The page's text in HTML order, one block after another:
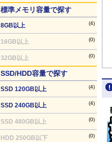
標準メモリ容量で探す
8GB以上 (4)
16GB以上 (0)
32GB以上 (0)
SSD/HDD容量で探す
SSD 120GB以上 (4)
SSD 240GB以上 (4)
SSD 480GB以上 (0)
HDD 250GB以下 (0)